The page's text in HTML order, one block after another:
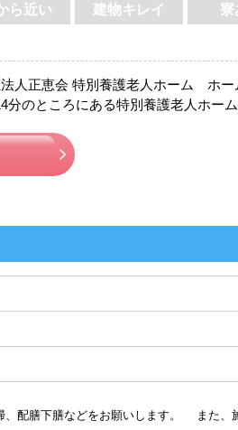
ら近い 建物キレイ 寮
人正恵会 特別養護老人ホーム ホー
のところにある特別養護老人ホーム
、配膳下膳などをお願いします。 また、